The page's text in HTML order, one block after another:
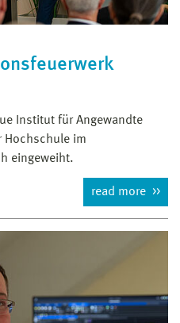
Institut für Angewandte
Hochschule im
eingeweiht.
read more